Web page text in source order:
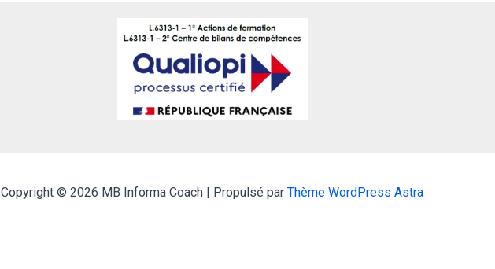
Copyright © 2026 MB Informa Coach | Propulsé par Thème WordPress Astra